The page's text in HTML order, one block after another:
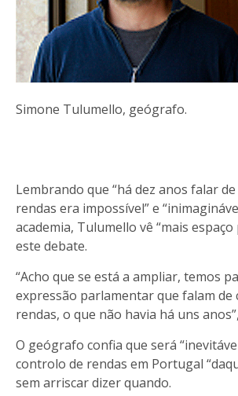
Simone Tulumello, geógrafo.
Lembrando que “há dez anos falar
rendas era impossível” e
academia, Tulumello vê “mais
este debate.
“Acho que se está a ampliar, temos
expressão parlamentar que falam de
rendas, o que não havia há uns
O geógrafo confia que será
controlo de rendas em Portugal
sem arriscar dizer quando.